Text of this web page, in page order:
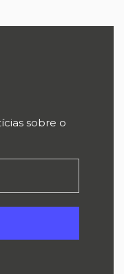
sobre o